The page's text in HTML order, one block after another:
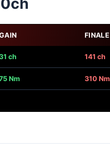
FINALE
ch 141 ch
Nm 310 Nm